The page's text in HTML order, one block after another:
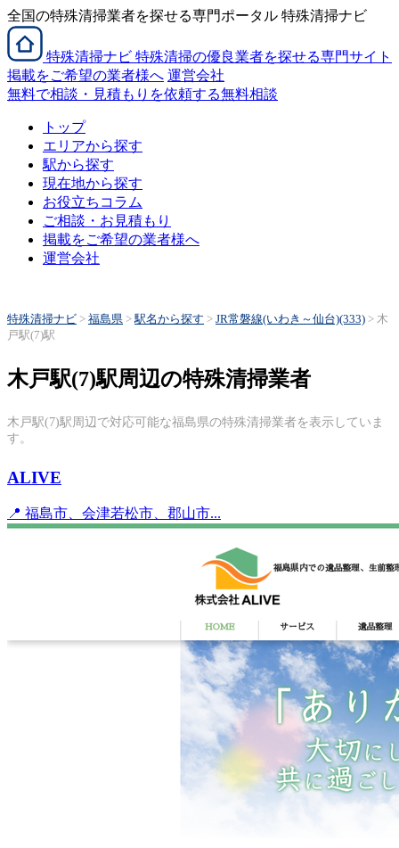
全国の特殊清掃業者を探せる専門ポータル 特殊清掃ナビ
特殊清掃ナビ 特殊清掃の優良業者を探せる専門サイト
掲載をご希望の業者様へ 運営会社
無料で相談・見積もりを依頼する無料相談
トップ
エリアから探す
駅から探す
現在地から探す
お役立ちコラム
ご相談・お見積もり
掲載をご希望の業者様へ
運営会社
特殊清掃ナビ > 福島県 >駅名から探す > JR常磐線(いわき～仙台)(333) > 木
戸駅(7)駅
木戸駅(7)駅周辺の特殊清掃業者
木戸駅(7)駅周辺で対応可能な福島県の特殊清掃業者を表示していま
す。
ALIVE
📍 福島市、会津若松市、郡山市...